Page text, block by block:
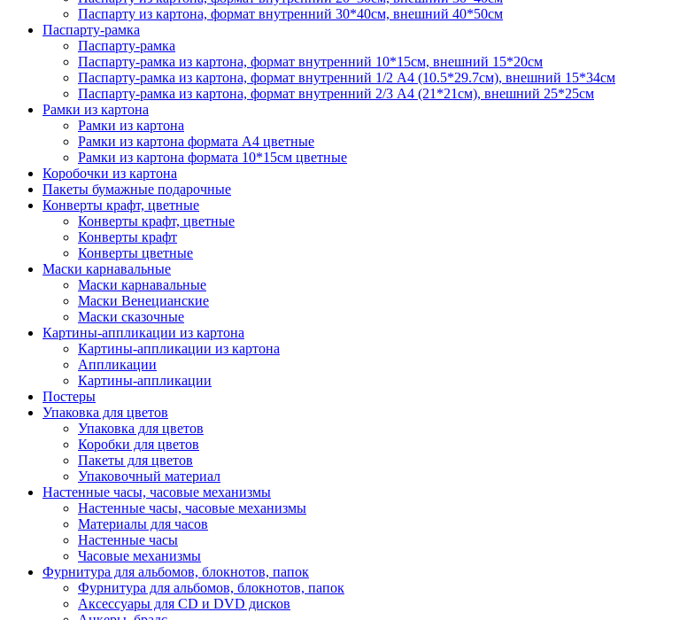
Паспарту из картона, формат внутренний 30*40см, внешний 40*50см
Паспарту-рамка
Паспарту-рамка
Паспарту-рамка из картона, формат внутренний 10*15см, внешний 15*20см
Паспарту-рамка из картона, формат внутренний 1/2 А4 (10.5*29.7см), внешний 15*34см
Паспарту-рамка из картона, формат внутренний 2/3 А4 (21*21см), внешний 25*25см
Рамки из картона
Рамки из картона
Рамки из картона формата А4 цветные
Рамки из картона формата 10*15см цветные
Коробочки из картона
Пакеты бумажные подарочные
Конверты крафт, цветные
Конверты крафт, цветные
Конверты крафт
Конверты цветные
Маски карнавальные
Маски карнавальные
Маски Венецианские
Маски сказочные
Картины-аппликации из картона
Картины-аппликации из картона
Аппликации
Картины-аппликации
Постеры
Упаковка для цветов
Упаковка для цветов
Коробки для цветов
Пакеты для цветов
Упаковочный материал
Настенные часы, часовые механизмы
Настенные часы, часовые механизмы
Материалы для часов
Настенные часы
Часовые механизмы
Фурнитура для альбомов, блокнотов, папок
Фурнитура для альбомов, блокнотов, папок
Аксессуары для CD и DVD дисков